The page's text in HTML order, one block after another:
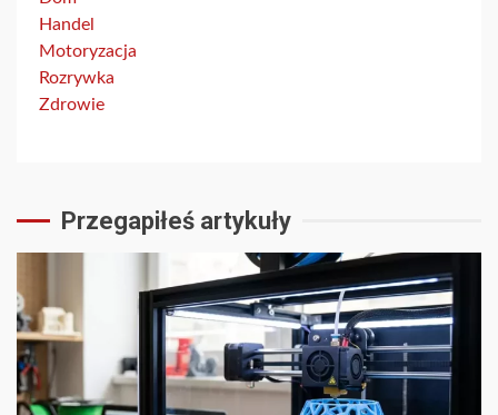
Handel
Motoryzacja
Rozrywka
Zdrowie
Przegapiłeś artykuły